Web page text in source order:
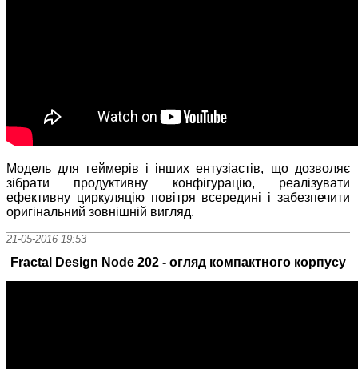
Модель для геймерів і інших ентузіастів, що дозволяє
зібрати продуктивну конфігурацію, реалізувати
ефективну циркуляцію повітря всередині і забезпечити
оригінальний зовнішній вигляд.
21-05-2016 19:53
Fractal Design Node 202 - огляд компактного корпусу